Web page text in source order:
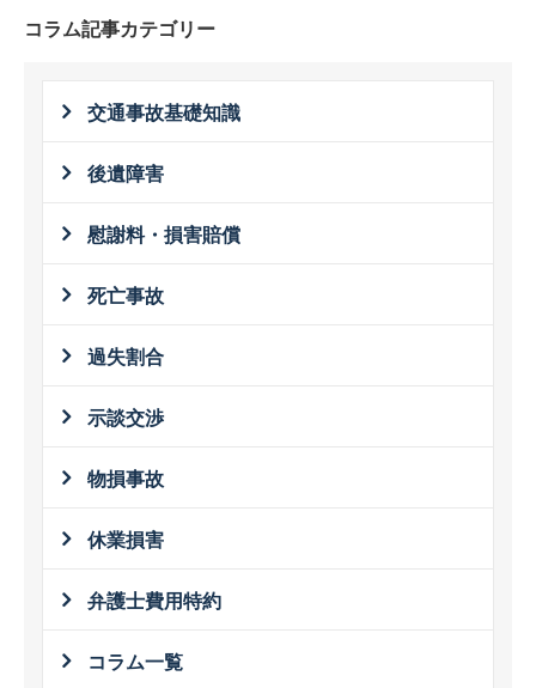
コラム記事カテゴリー
交通事故基礎知識
後遺障害
慰謝料・損害賠償
死亡事故
過失割合
示談交渉
物損事故
休業損害
弁護士費用特約
コラム一覧